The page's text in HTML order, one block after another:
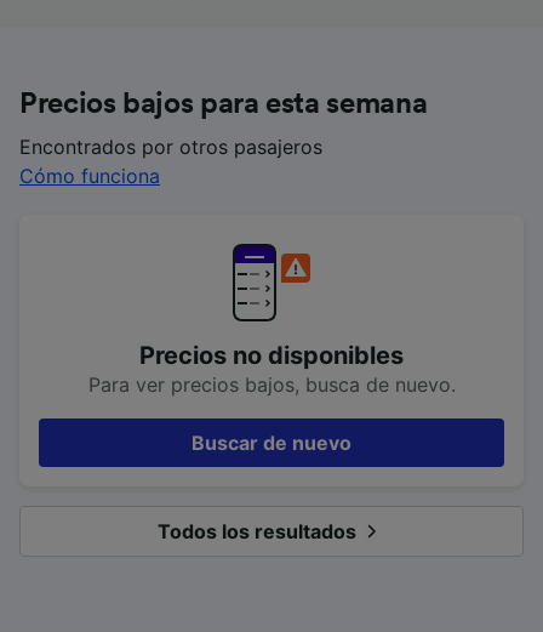
Precios bajos para esta semana
Encontrados por otros pasajeros
Cómo funciona
Precios no disponibles
Para ver precios bajos, busca de nuevo.
Buscar de nuevo
Todos los resultados